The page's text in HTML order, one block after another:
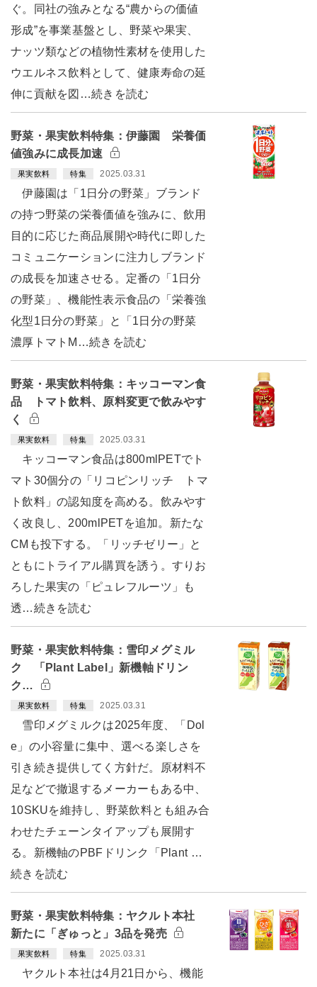
ぐ。同社の強みとなる“農からの価値
形成”を事業基盤とし、野菜や果実、
ナッツ類などの植物性素材を使用した
ウエルネス飲料として、健康寿命の延
伸に貢献を図…続きを読む
野菜・果実飲料特集：伊藤園 栄養価
値強みに成長加速
果実飲料 特集 2025.03.31
伊藤園は「1日分の野菜」ブランド
の持つ野菜の栄養価値を強みに、飲用
目的に応じた商品展開や時代に即した
コミュニケーションに注力しブランド
の成長を加速させる。定番の「1日分
の野菜」、機能性表示食品の「栄養強
化型1日分の野菜」と「1日分の野菜
濃厚トマトM…続きを読む
野菜・果実飲料特集：キッコーマン食
品 トマト飲料、原料変更で飲みやす
く
果実飲料 特集 2025.03.31
キッコーマン食品は800mlPETでト
マト30個分の「リコピンリッチ トマ
ト飲料」の認知度を高める。飲みやす
く改良し、200mlPETを追加。新たな
CMも投下する。「リッチゼリー」と
ともにトライアル購買を誘う。すりお
ろした果実の「ピュレフルーツ」も
透…続きを読む
野菜・果実飲料特集：雪印メグミル
ク 「Plant Label」新機軸ドリン
ク…
果実飲料 特集 2025.03.31
雪印メグミルクは2025年度、「Dol
e」の小容量に集中、選べる楽しさを
引き続き提供してく方針だ。原材料不
足などで撤退するメーカーもある中、
10SKUを維持し、野菜飲料とも組み合
わせたチェーンタイアップも展開す
る。新機軸のPBFドリンク「Plant …
続きを読む
野菜・果実飲料特集：ヤクルト本社
新たに「ぎゅっと」3品を発売
果実飲料 特集 2025.03.31
ヤクルト本社は4月21日から、機能